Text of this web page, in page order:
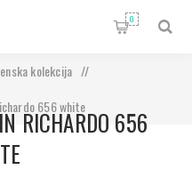
0
kolekcija
/
656 white
RICHARDO 656